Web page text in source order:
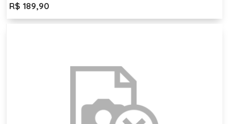
R$ 189,90